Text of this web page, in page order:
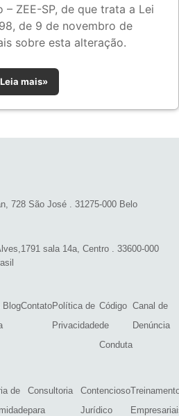
– ZEE-SP, de que trata a Lei
de 9 de novembro de
sobre esta alteração.
Leia mais»
728 São José . 31275-000 Belo
sala 14a, Centro . 33600-000
BlogContatoPolítica de
Privacidade
Código
de
Conduta
Canal de
Denúncia
de
Consultoria
para
Contencioso
Jurídico